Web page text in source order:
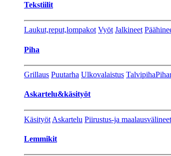
Tekstiilit
Laukut,reput,lompakot Vyöt Jalkineet
Piha
Grillaus Puutarha Ulkovalaistus Talvipiha
Askartelu&käsityöt
Käsityöt Askartelu Piirustus-ja maalausvälineet
Lemmikit